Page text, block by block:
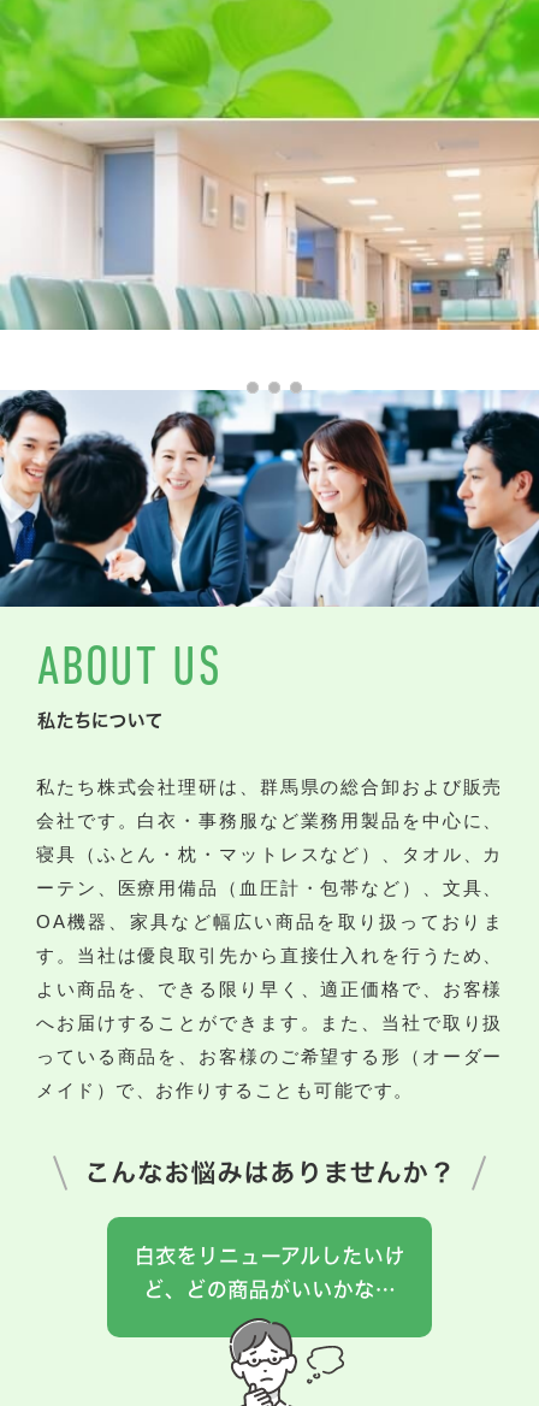
ABOUT US
私たちについて
私たち株式会社理研は、群馬県の総合卸および販売
会社です。白衣・事務服など業務用製品を中心に、
寝具（ふとん・枕・マットレスなど）、タオル、カ
ーテン、医療用備品（血圧計・包帯など）、文具、
OA機器、家具など幅広い商品を取り扱っておりま
す。当社は優良取引先から直接仕入れを行うため、
よい商品を、できる限り早く、適正価格で、お客様
へお届けすることができます。また、当社で取り扱
っている商品を、お客様のご希望する形（オーダー
メイド）で、お作りすることも可能です。